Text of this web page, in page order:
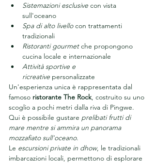
Sistemazioni esclusive con vista
sull'oceano
Spa di alto livello con trattamenti
tradizionali
Ristoranti gourmet che propongono
cucina locale e internazionale
Attività sportive e
ricreative personalizzate
Un'esperienza unica è rappresentata dal
famoso ristorante The Rock, costruito su uno
scoglio a pochi metri dalla riva di Pingwe.
Qui è possibile gustare prelibati frutti di
mare mentre si ammira un panorama
mozzafiato sull'oceano.
Le escursioni private in dhow, le tradizionali
imbarcazioni locali, permettono di esplorare